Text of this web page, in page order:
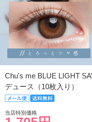
Chu's me BLUE LIGHT
デュース（10枚入り）
当店特別価格